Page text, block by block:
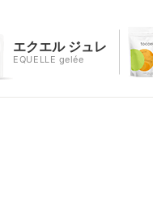
エクエル ジュレ
EQUELLE gelée